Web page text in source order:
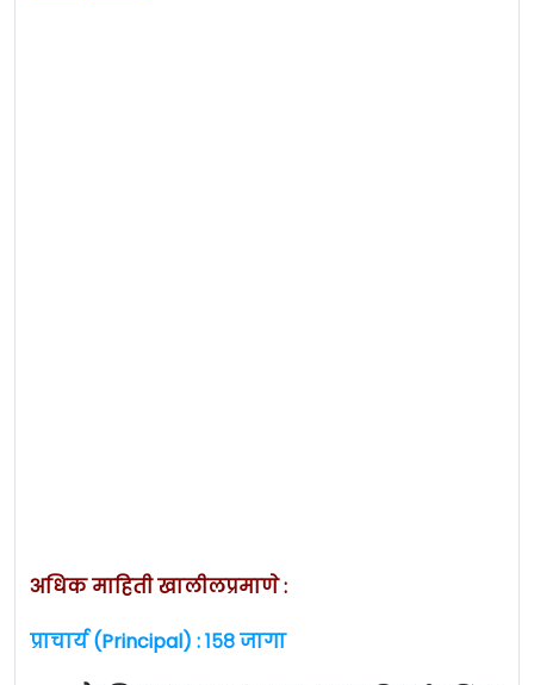
अधिक माहिती खालीलप्रमाणे :
प्राचार्य (Principal) : १५८ जागा